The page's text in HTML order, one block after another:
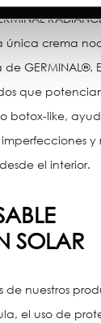
la única crema
GERMINAL®.
que
botox-like,
y
el interior.
SOLAR
nuestros
el uso de